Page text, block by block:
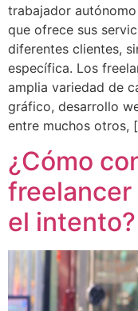
trabajador
que ofrece sus
diferentes clientes,
específica. Los
amplia variedad de
gráfico, desarrollo
entre muchos otros,
¿Cómo
freelancer
el intento?